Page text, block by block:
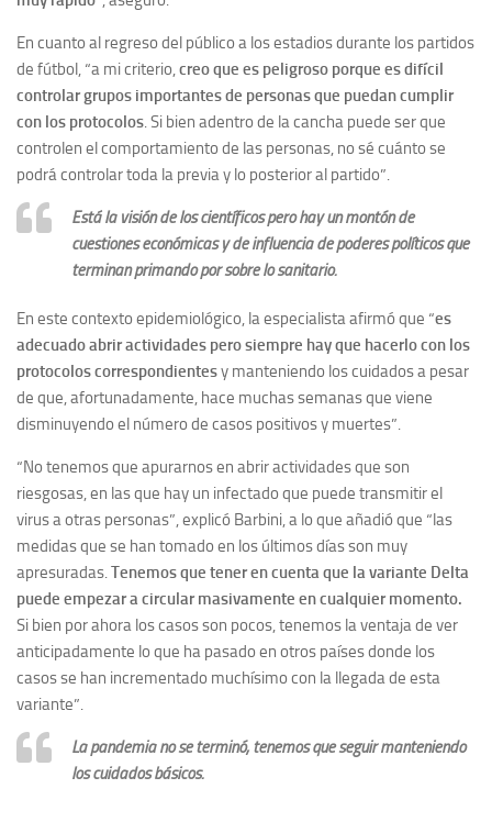
En cuanto al regreso del público a los estadios durante los partidos
de fútbol, “a mi criterio,creo que es peligroso porque es difícil
controlar grupos importantes de personas que puedan cumplir
con los protocolos. Si bien adentro de la cancha puede ser que
controlen el comportamiento de las personas, no sé cuánto se
podrá controlar toda la previa y lo posterior al partido”.
Está la visión de los científicos pero hay un montón de
cuestiones económicas y de influencia de poderes políticos que
terminan primando por sobre lo sanitario.
En este contexto epidemiológico, la especialista afirmó que “es
adecuado abrir actividades pero siempre hay que hacerlo con los
protocolos correspondientesy manteniendo los cuidados a pesar
de que, afortunadamente, hace muchas semanas que viene
disminuyendo el número de casos positivos y muertes”.
“No tenemos que apurarnos en abrir actividades que son
riesgosas, en las que hay un infectado que puede transmitir el
virus a otras personas”, explicó Barbini, a lo que añadió que “las
medidas que se han tomado en los últimos días son muy
apresuradas.Tenemos que tener en cuenta que la variante Delta
puede empezar a circular masivamente en cualquier momento.
Si bien por ahora los casos son pocos, tenemos la ventaja de ver
anticipadamente lo que ha pasado en otros países donde los
casos se han incrementado muchísimo con la llegada de esta
variante”.
La pandemia no se terminó, tenemos que seguir manteniendo
los cuidados básicos.